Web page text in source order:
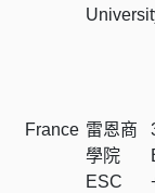
France 雷恩商
學院
ESC